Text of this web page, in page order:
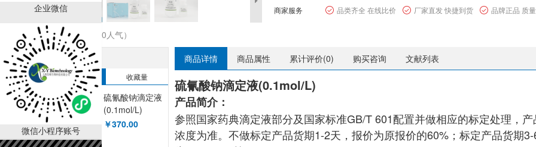
企业微信
微信小程序账号
收藏商品（0人气）
商家服务 品类齐全 在线比价 厂家直发 快捷到货 品牌正品 质
热销排行榜
销售量 收藏量
硫氰酸钠滴定液
(0.1mol/L)
XY90094OT
￥370.00
商品详情 商品属性 累计评价(0) 购买咨询 文献列表
硫氰酸钠滴定液(0.1mol/L)
产品简介：
参照国家药典滴定液部分及国家标准GB/T 601配置并做相应的标定处理，
浓度为准。不做标定产品货期1-2天，报价为原报价的60%；标定产品货期